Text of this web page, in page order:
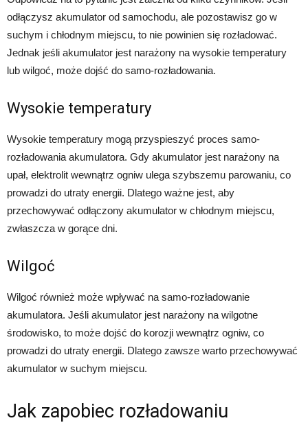
odłączysz akumulator od samochodu, ale pozostawisz go w
suchym i chłodnym miejscu, to nie powinien się rozładować.
Jednak jeśli akumulator jest narażony na wysokie temperatury
lub wilgoć, może dojść do samo-rozładowania.
Wysokie temperatury
Wysokie temperatury mogą przyspieszyć proces samo-
rozładowania akumulatora. Gdy akumulator jest narażony na
upał, elektrolit wewnątrz ogniw ulega szybszemu parowaniu, co
prowadzi do utraty energii. Dlatego ważne jest, aby
przechowywać odłączony akumulator w chłodnym miejscu,
zwłaszcza w gorące dni.
Wilgoć
Wilgoć również może wpływać na samo-rozładowanie
akumulatora. Jeśli akumulator jest narażony na wilgotne
środowisko, to może dojść do korozji wewnątrz ogniw, co
prowadzi do utraty energii. Dlatego zawsze warto przechowywać
akumulator w suchym miejscu.
Jak zapobiec rozładowaniu